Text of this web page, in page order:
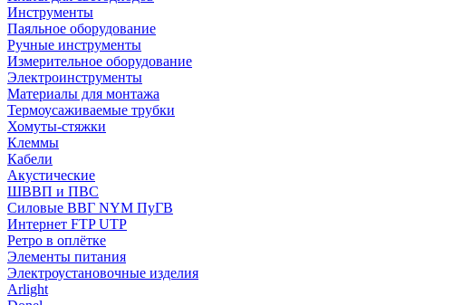
Инструменты
Паяльное оборудование
Ручные инструменты
Измерительное оборудование
Электроинструменты
Материалы для монтажа
Термоусаживаемые трубки
Хомуты-стяжки
Клеммы
Кабели
Акустические
ШВВП и ПВС
Силовые ВВГ NYM ПуГВ
Интернет FTP UTP
Ретро в оплётке
Элементы питания
Электроустановочные изделия
Arlight